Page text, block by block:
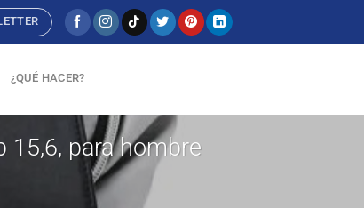
¿QUÉ HACER?
15,6, para hombre